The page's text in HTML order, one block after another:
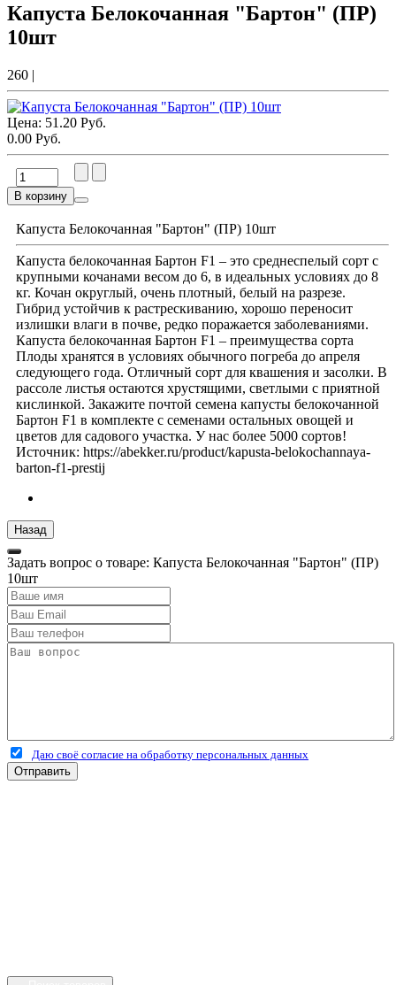
Капуста Белокочанная "Бартон" (ПР)
10шт
260 |
Цена: 51.20 Руб.
0.00 Руб.
В корзину
Капуста Белокочанная "Бартон" (ПР) 10шт
Капуста белокочанная Бартон F1 – это среднеспелый сорт с
крупными кочанами весом до 6, в идеальных условиях до 8
кг. Кочан округлый, очень плотный, белый на разрезе.
Гибрид устойчив к растрескиванию, хорошо переносит
излишки влаги в почве, редко поражается заболеваниями.
Капуста белокочанная Бартон F1 – преимущества сорта
Плоды хранятся в условиях обычного погреба до апреля
следующего года. Отличный сорт для квашения и засолки. В
рассоле листья остаются хрустящими, светлыми с приятной
кислинкой. Закажите почтой семена капусты белокочанной
Бартон F1 в комплекте с семенами остальных овощей и
цветов для садового участка. У нас более 5000 сортов!
Источник: https://abekker.ru/product/kapusta-belokochannaya-
barton-f1-prestij
Задать вопрос о товаре: Капуста Белокочанная "Бартон" (ПР)
10шт
Даю своё согласие на обработку персональных данных
Отправить